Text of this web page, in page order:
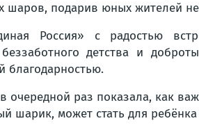
подарив юных жителей
Россия» с радостью
детства и
благодарностью.
раз показала, как
шарик, может стать для